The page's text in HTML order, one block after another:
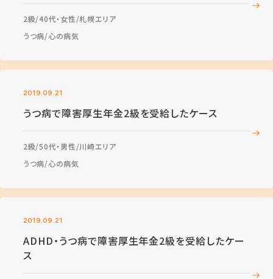
2級 40代・女性 札幌エリア
うつ病 心の病気
2019.09.21
うつ病で障害厚生年金2級を受給したケース
2級 50代・男性 川崎エリア
うつ病 心の病気
2019.09.21
ADHD・うつ病で障害厚生年金2級を受給したケー
ス